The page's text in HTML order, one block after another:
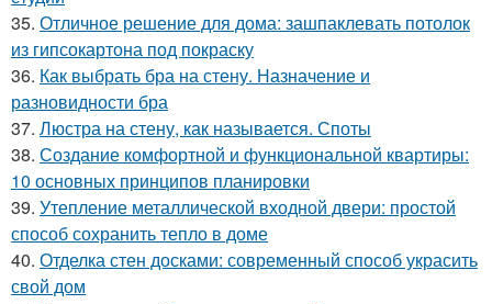
35. Отличное решение для дома: зашпаклевать потолок
из гипсокартона под покраску
36. Как выбрать бра на стену. Назначение и
разновидности бра
37. Люстра на стену, как называется. Споты
38. Создание комфортной и функциональной квартиры:
10 основных принципов планировки
39. Утепление металлической входной двери: простой
способ сохранить тепло в доме
40. Отделка стен досками: современный способ украсить
свой дом